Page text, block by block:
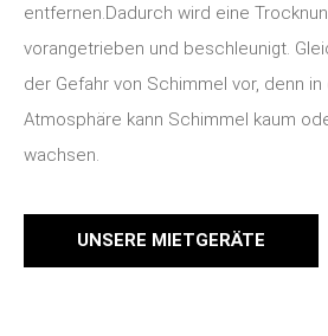
entfernen.Dadurch wird eine
vorangetrieben und beschleunigt.
der Gefahr von Schimmel vor, denn
Atmosphäre kann Schimmel kaum
wachsen.
UNSERE MIETGERÄTE